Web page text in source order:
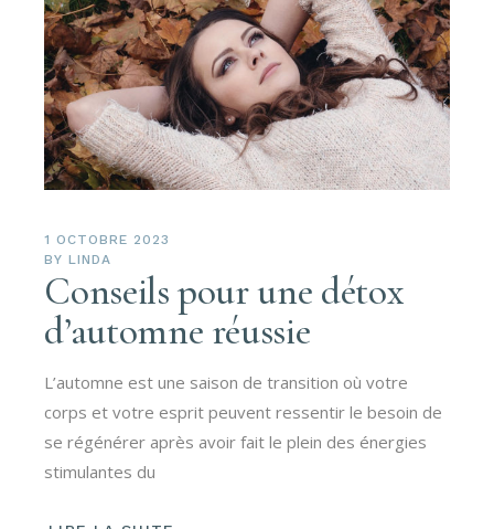
1 OCTOBRE 2023
BY LINDA
Conseils pour une détox
d’automne réussie
L’automne est une saison de transition où votre
corps et votre esprit peuvent ressentir le besoin de
se régénérer après avoir fait le plein des énergies
stimulantes du